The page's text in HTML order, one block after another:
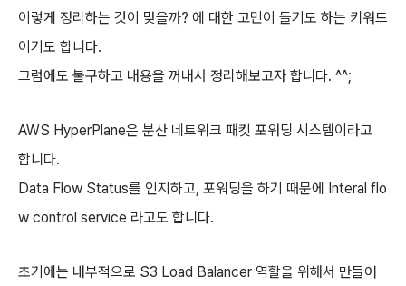
이렇게 정리하는 것이 맞을까? 에 대한 고민이 들기도 하는 키워드
이기도 합니다.
그럼에도 불구하고 내용을 꺼내서 정리해보고자 합니다. ^^;
AWS HyperPlane은 분산 네트워크 패킷 포워딩 시스템이라고
합니다.
Data Flow Status를 인지하고, 포워딩을 하기 때문에 Interal flo
w control service 라고도 합니다.
초기에는 내부적으로 S3 Load Balancer 역할을 위해서 만들어